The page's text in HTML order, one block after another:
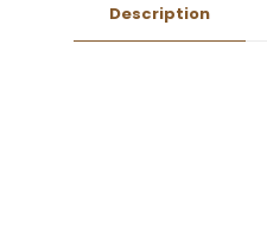
Description